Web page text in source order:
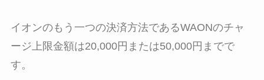
イオンのもう一つの決済方法であるWAONのチャ
ージ上限金額は20,000円または50,000円までで
す。